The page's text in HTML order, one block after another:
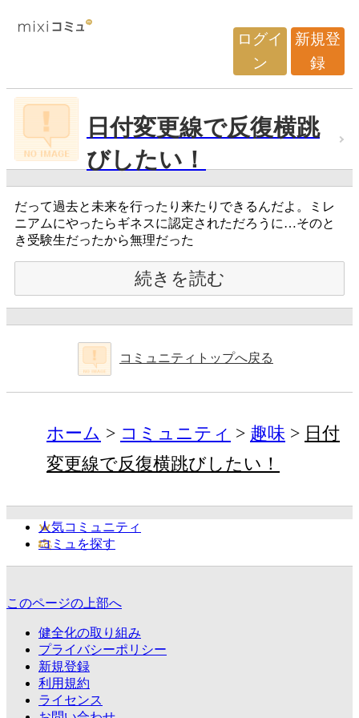
ログイ
ン
新規登
録
日付変更線で反復横跳
びしたい！
だって過去と未来を行ったり来たりできるんだよ。ミレ
ニアムにやったらギネスに認定されただろうに…そのと
き受験生だったから無理だった
続きを読む
コミュニティトップへ戻る
ホーム コミュニティ 趣味
日付
変更線で反復横跳びしたい！
人気コミュニティ
コミュを探す
このページの上部へ
健全化の取り組み
プライバシーポリシー
新規登録
利用規約
ライセンス